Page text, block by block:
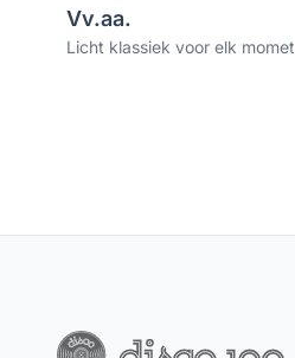
Vv.aa.
Licht klassiek voor elk momet